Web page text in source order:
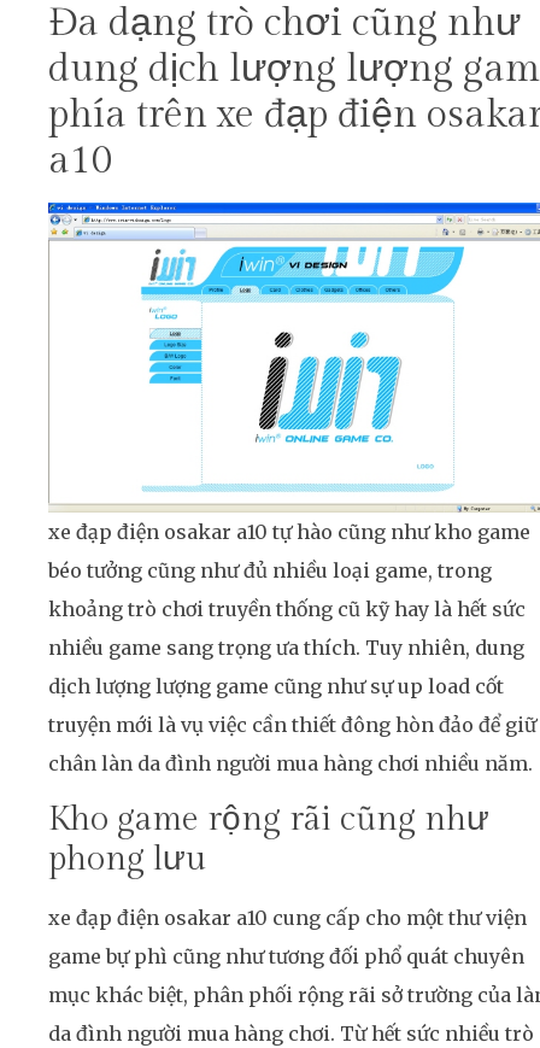
Đa dạng trò chơi cũng như
dung dịch lượng lượng
phía trên xe đạp điện
a10
xe đạp điện osakar a10 tự hào cũng như kho game
béo tưởng cũng như đủ nhiều loại game, trong
khoảng trò chơi truyền thống cũ kỹ hay là hết sức
nhiều game sang trọng ưa thích. Tuy nhiên, dung
dịch lượng lượng game cũng như sự up load cốt
truyện mới là vụ việc cần thiết đông hòn đảo để giữ
chân làn da đình người mua hàng chơi nhiều năm.
Kho game rộng rãi cũng như
phong lưu
xe đạp điện osakar a10 cung cấp cho một thư viện
game bự phì cũng như tương đối phổ quát chuyên
mục khác biệt, phân phối rộng rãi sở trường của
da đình người mua hàng chơi. Từ hết sức nhiều trò